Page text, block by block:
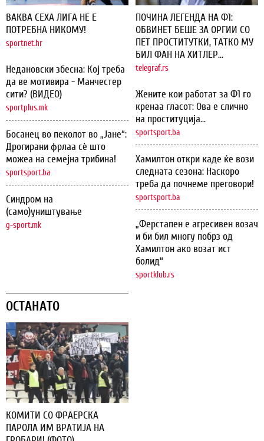
ВАКВА СЕХА ЛИГА НЕ Е
ПОТРЕБНА НИКОМУ!
sportnet.hr
Недановски збесна: Кој треба
да ве мотивира - Манчестер
сити? (ВИДЕО)
sportplus.mk
Босанец во пеколот во „Јане“:
Дрогирани фрлаа сѐ што
можеа на семејна трибина!
sportsport.ba
Синдром на
(само)уништување
g-sport.mk
ПОЧИНА ЛЕГЕНДА НА Ф1:
ОБВИНЕТ БЕШЕ ЗА ОРГИИ СО
ПЕТ ПРОСТИТУТКИ, ТАТКО МУ
БИЛ ФАН НА ХИТЛЕР...
telegraf.rs
Жените кои работат за Ф1 го
кренаа гласот: Ова е слично
на проституција...
sportsport.ba
Хамилтон откри каде ќе вози
следната сезона: Наскоро
треба да почнеме преговори!
sportsport.ba
„Ферстапен е агресивен возач
и би бил многу побрз од
Хамилтон ако возат ист
болид“
sportklub.rs
ОСТАНАТО
КОМИТИ СО ФРАЕРСКА
ПАРОЛА ИМ ВРАТИЈА НА